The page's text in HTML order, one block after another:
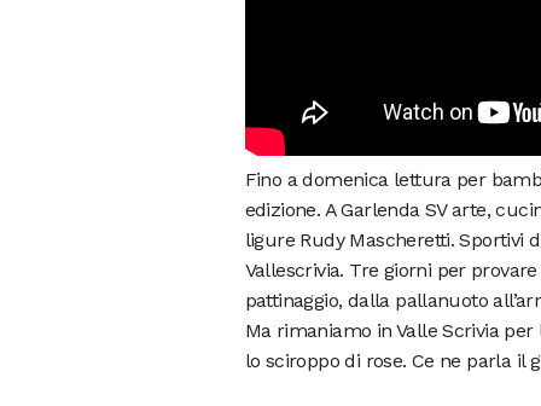
Fino a domenica lettura per
edizione. A Garlenda SV arte,
ligure Rudy Mascheretti. Sportivi
Vallescrivia. Tre giorni per
pattinaggio, dalla pallanuoto
Ma rimaniamo in Valle Scrivia
lo sciroppo di rose. Ce ne parla il